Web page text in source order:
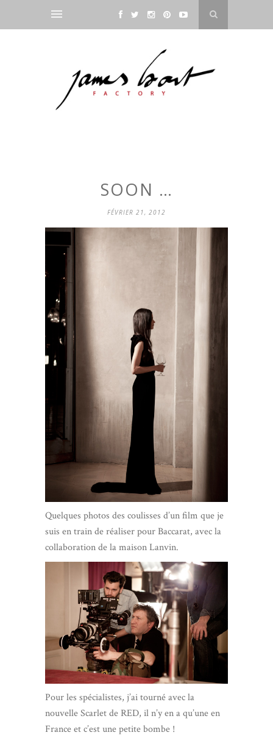
SOON …
FÉVRIER 21, 2012
Quelques photos des coulisses d’un film que je
suis en train de réaliser pour Baccarat, avec la
collaboration de la maison Lanvin.
Pour les spécialistes, j’ai tourné avec la
nouvelle Scarlet de RED, il n’y en a qu’une en
France et c’est une petite bombe !